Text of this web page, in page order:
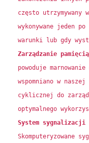
często
wykonywane jeden
warunki lub gdy
Zarządzanie
powoduje
wspomniano w
cyklicznej do
optymalnego
System sygnalizacji
Skomputeryzowane